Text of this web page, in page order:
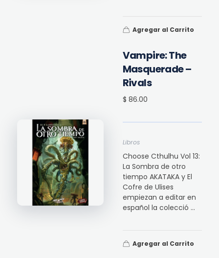
Vampire: The
Masquerade –
Rivals
$ 86.00
Agregar al Carrito
Libros
Choose Cthulhu Vol 13:
La Sombra de otro
tiempo AKATAKA y El
Cofre de Ulises
empiezan a editar en
español la colecció ...
Agregar al Carrito